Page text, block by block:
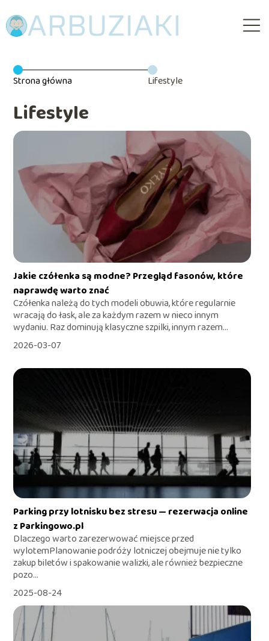
Strona główna Lifestyle
Lifestyle
Jakie czółenka są modne? Przegląd fasonów, które
naprawdę warto znać
Czółenka należą do tych modeli obuwia, które regularnie
wracają do łask, ale za każdym razem w nieco innym
wydaniu. Raz dominują klasyczne szpilki, innym razem...
2026-03-07
Parking przy lotnisku bez stresu — rezerwacja online
z Parkingowo.pl
Dlaczego warto zarezerwować miejsce przed
wylotemPlanowanie podróży lotniczej obejmuje nie tylko
zakup biletów i spakowanie walizki, ale również bezpieczne
pozo...
2025-08-24